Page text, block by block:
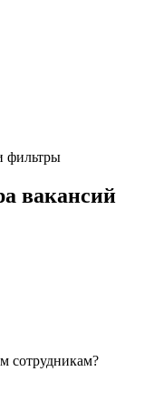
фильтры
вакансий
сотрудникам?